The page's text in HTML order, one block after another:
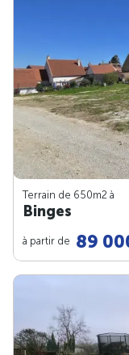
Terrain de 650m2 à
Binges
à partir de 89